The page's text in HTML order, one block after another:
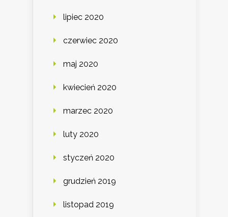
lipiec 2020
czerwiec 2020
maj 2020
kwiecień 2020
marzec 2020
luty 2020
styczeń 2020
grudzień 2019
listopad 2019